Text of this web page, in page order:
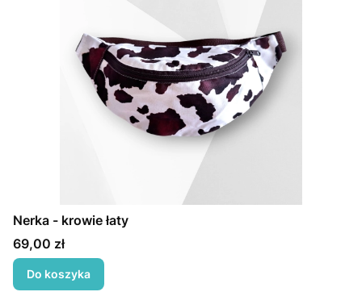
Nerka - krowie łaty
Cena
69,00 zł
Do koszyka